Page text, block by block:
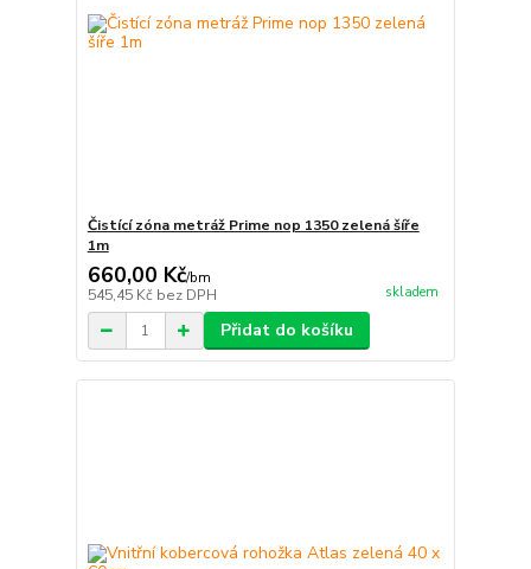
Čistící zóna metráž Prime nop 1350 zelená šíře
1m
660,00 Kč/bm
545,45 Kč bez DPH skladem
Přidat do košíku